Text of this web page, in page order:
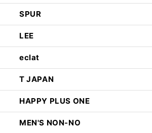
SPUR
LEE
eclat
T JAPAN
HAPPY PLUS ONE
MEN'S NON-NO